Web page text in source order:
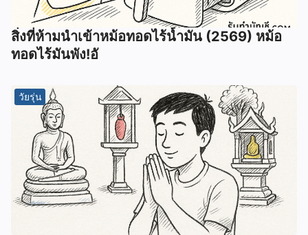
สิ่งที่ห้ามนำเข้าหม้อทอดไร้น้ำมัน (2569) หม้อ
ทอดไร้มันพัง!อั
วัยรุ่น